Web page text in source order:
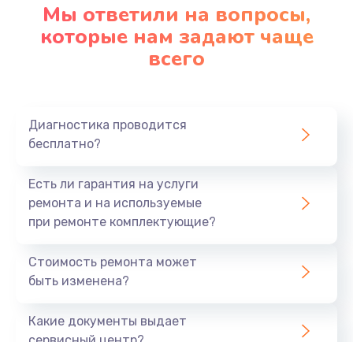
Мы ответили на вопросы,
которые нам задают чаще
всего
Диагностика проводится
бесплатно?
Есть ли гарантия на услуги
ремонта и на используемые
при ремонте комплектующие?
Стоимость ремонта может
быть изменена?
Какие документы выдает